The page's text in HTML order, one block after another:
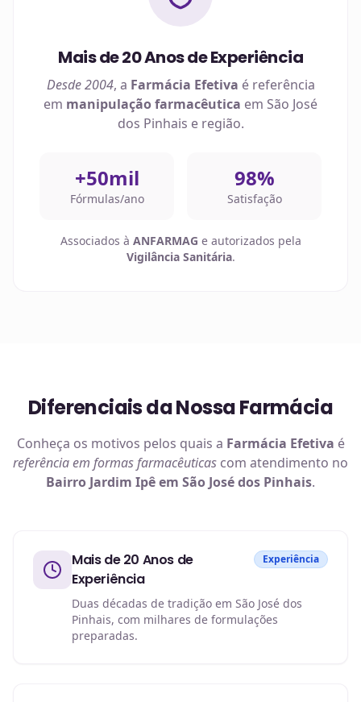
Mais de 20 Anos de Experiência
Desde 2004, a Farmácia Efetiva é referência
em manipulação farmacêutica em São José
dos Pinhais e região.
+50mil
Fórmulas/ano
98%
Satisfação
Associados à ANFARMAG e autorizados pela
Vigilância Sanitária.
Diferenciais da Nossa Farmácia
Conheça os motivos pelos quais a Farmácia Efetiva é
referência em formas farmacêuticas com atendimento no
Bairro Jardim Ipê em São José dos Pinhais.
Mais de 20 Anos de
Experiência
Experiência
Duas décadas de tradição em São José dos
Pinhais, com milhares de formulações
preparadas.